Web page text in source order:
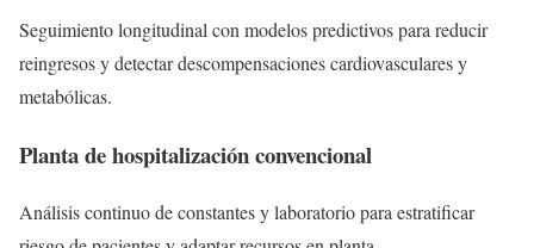
Seguimiento longitudinal con modelos predictivos para reducir
reingresos y detectar descompensaciones cardiovasculares y
metabólicas.
Planta de hospitalización convencional
Análisis continuo de constantes y laboratorio para estratificar